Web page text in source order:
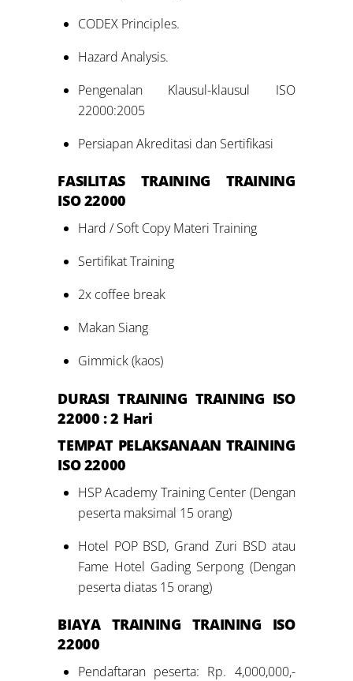
CODEX Principles.
Hazard Analysis.
Pengenalan Klausul-klausul ISO
22000:2005
Persiapan Akreditasi dan Sertifikasi
FASILITAS TRAINING TRAINING
ISO 22000
Hard / Soft Copy Materi Training
Sertifikat Training
2x coffee break
Makan Siang
Gimmick (kaos)
DURASI TRAINING TRAINING ISO
22000: 2 Hari
TEMPAT PELAKSANAAN TRAINING
ISO 22000
HSP Academy Training Center (Dengan
peserta maksimal 15 orang)
Hotel POP BSD, Grand Zuri BSD atau
Fame Hotel Gading Serpong (Dengan
peserta diatas 15 orang)
BIAYA TRAINING TRAINING ISO
22000
Pendaftaran peserta: Rp. 4,000,000,-